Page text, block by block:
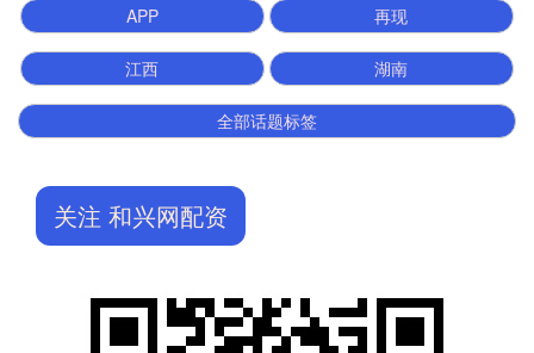
APP 再现
江西 湖南
全部话题标签
关注 和兴网配资